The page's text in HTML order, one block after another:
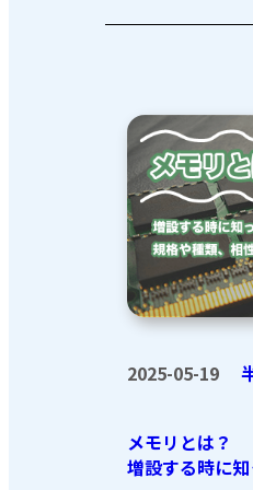
2025-05-19
メモリとは？
増設する時に